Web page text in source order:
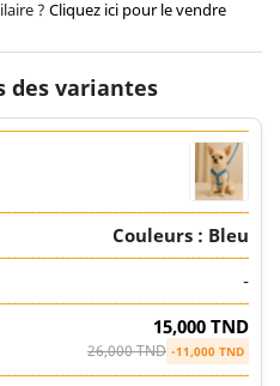
? Cliquez ici pour le vendre
des variantes
Couleurs : Bleu
-
15,000 TND
26,000 TND -11,000 TND